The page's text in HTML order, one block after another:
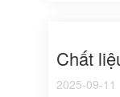
Bài viết
Chất
2025-09-11